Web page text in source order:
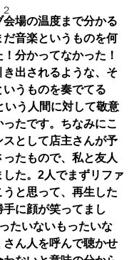
場の温度まで分かる
だ音楽というものを何
分かってなかった！
き出されるような、そ
いうものを奏でてる
う人間に対して敬意
たです。ちなみにこ
として店主さんが予
たもので、私と友人
した。2人でまずリファ
うと思って、再生した
に顔が笑ってまし
たいないもったいな
さん人を呼んで聴かせ